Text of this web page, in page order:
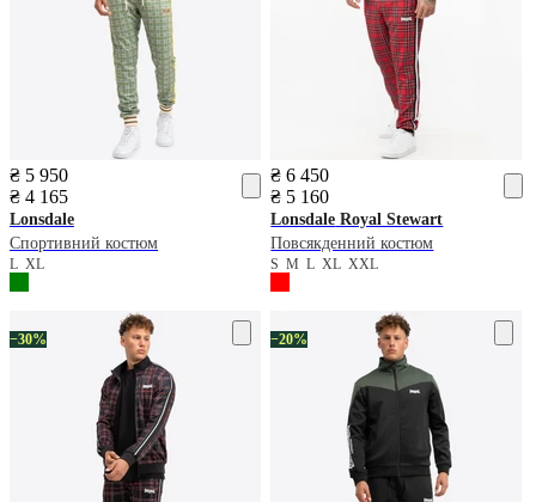
₴ 5 950
₴ 4 165
Lonsdale
Спортивний костюм
L XL
₴ 6 450
₴ 5 160
Lonsdale Royal Stewart
Повсякденний костюм
SMLXLXXL
−30% −20%